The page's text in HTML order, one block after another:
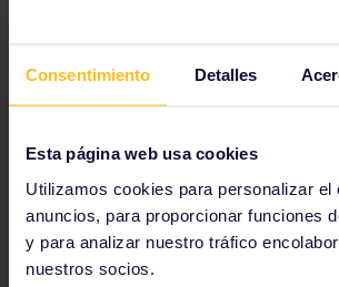
Consentimiento Detalles
Esta página web usa cookies
Utilizamos cookies para personalizar el
anuncios, para proporcionar funciones
y para analizar nuestro tráfico
nuestros socios.
¿Es posible evitar las
de asiento. Descubre cómo y cuándo
las reservas.